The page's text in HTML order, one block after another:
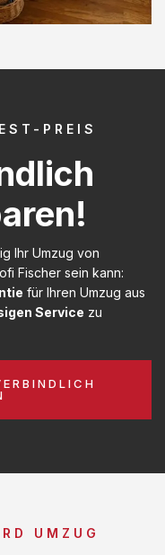
PREIS
Ihr Umzug von
Fischer sein kann:
für Ihren Umzug aus
Service zu
UMZUG